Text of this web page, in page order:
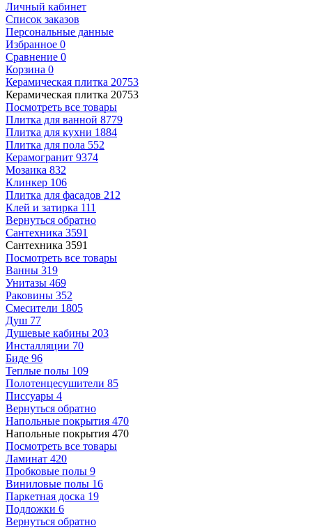
Личный кабинет
Список заказов
Персональные данные
Избранное 0
Сравнение 0
Корзина 0
Керамическая плитка 20753
Керамическая плитка 20753
Посмотреть все товары
Плитка для ванной 8779
Плитка для кухни 1884
Плитка для пола 552
Керамогранит 9374
Мозаика 832
Клинкер 106
Плитка для фасадов 212
Клей и затирка 111
Вернуться обратно
Сантехника 3591
Сантехника 3591
Посмотреть все товары
Ванны 319
Унитазы 469
Раковины 352
Смесители 1805
Душ 77
Душевые кабины 203
Инсталляции 70
Биде 96
Теплые полы 109
Полотенцесушители 85
Писсуары 4
Вернуться обратно
Напольные покрытия 470
Напольные покрытия 470
Посмотреть все товары
Ламинат 420
Пробковые полы 9
Виниловые полы 16
Паркетная доска 19
Подложки 6
Вернуться обратно